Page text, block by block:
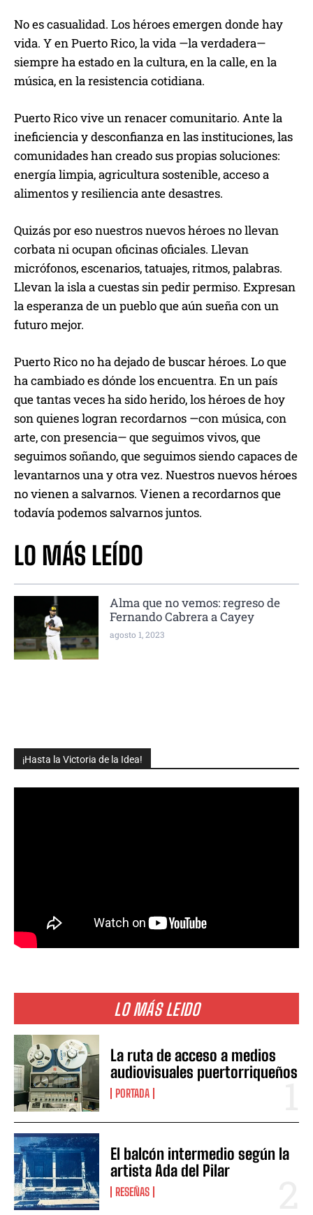
¡Hasta la Victoria de la Idea!
LO MÁS LEIDO
La ruta de acceso a medios
audiovisuales puertorriqueños
PORTADA
El balcón intermedio según la
artista Ada del Pilar
RESEÑAS
No es casualidad. Los héroes emergen donde hay
vida. Y en Puerto Rico, la vida —la verdadera—
siempre ha estado en la cultura, en la calle, en la
música, en la resistencia cotidiana.
Puerto Rico vive un renacer comunitario. Ante la
ineficiencia y desconfianza en las instituciones, las
comunidades han creado sus propias soluciones:
energía limpia, agricultura sostenible, acceso a
alimentos y resiliencia ante desastres.
Quizás por eso nuestros nuevos héroes no llevan
corbata ni ocupan oficinas oficiales. Llevan
micrófonos, escenarios, tatuajes, ritmos, palabras.
Llevan la isla a cuestas sin pedir permiso. Expresan
la esperanza de un pueblo que aún sueña con un
futuro mejor.
Puerto Rico no ha dejado de buscar héroes. Lo que
ha cambiado es dónde los encuentra. En un país
que tantas veces ha sido herido, los héroes de hoy
son quienes logran recordarnos —con música, con
arte, con presencia— que seguimos vivos, que
seguimos soñando, que seguimos siendo capaces de
levantarnos una y otra vez. Nuestros nuevos héroes
no vienen a salvarnos. Vienen a recordarnos que
todavía podemos salvarnos juntos.
LO MÁS LEÍDO
Alma que no vemos: regreso de
Fernando Cabrera a Cayey
agosto 1, 2023